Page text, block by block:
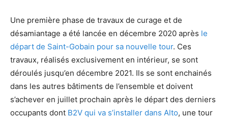
Une première phase de travaux de curage et de
désamiantage a été lancée en décembre 2020 après le
départ de Saint-Gobain pour sa nouvelle tour. Ces
travaux, réalisés exclusivement en intérieur, se sont
déroulés jusqu’en décembre 2021. Ils se sont enchainés
dans les autres bâtiments de l’ensemble et doivent
s’achever en juillet prochain après le départ des derniers
occupants dont B2V qui va s’installer dans Alto, une tour